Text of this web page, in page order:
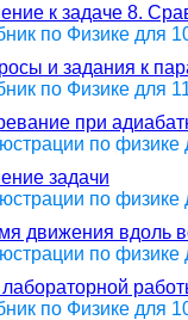
к задаче 8.
по Физике для
и задания к
по Физике для
при
по физике
задачи
по физике
движения вдоль
по физике
по Физике для